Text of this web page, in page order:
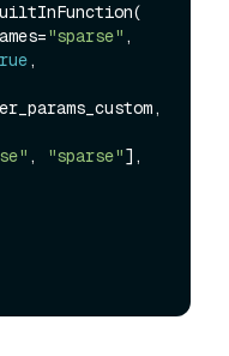
"sparse" ,
,
, "sparse"],